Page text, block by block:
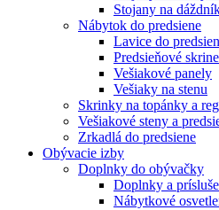
Stojany na
Nábytok do predsiene
Lavice do
Predsieňové skrine
Vešiakové panely
Vešiaky na stenu
Skrinky na topánky a
Vešiakové steny a
Zrkadlá do predsiene
Obývacie izby
Doplnky do obývačky
Doplnky a
Nábytkové